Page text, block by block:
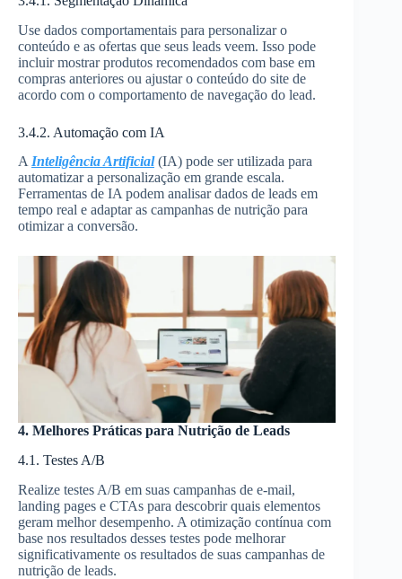
Use dados comportamentais para personalizar o
conteúdo e as ofertas que seus leads veem. Isso pode
incluir mostrar produtos recomendados com base em
compras anteriores ou ajustar o conteúdo do site de
acordo com o comportamento de navegação do lead.
3.4.2. Automação com IA
A Inteligência Artificial(IA) pode ser utilizada para
automatizar a personalização em grande escala.
Ferramentas de IA podem analisar dados de leads em
tempo real e adaptar as campanhas de nutrição para
otimizar a conversão.
4. Melhores Práticas para Nutrição de Leads
4.1. Testes A/B
Realize testes A/B em suas campanhas de e-mail,
landing pages e CTAs para descobrir quais elementos
geram melhor desempenho. A otimização contínua com
base nos resultados desses testes pode melhorar
significativamente os resultados de suas campanhas de
nutrição de leads.